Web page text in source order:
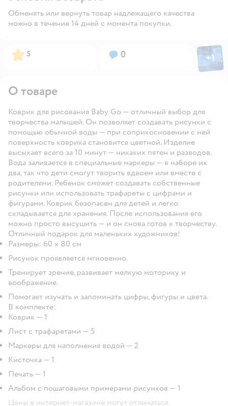
Обменять или вернуть товар надлежащего качества
можно в течение 14 дней с момента покупки.
Рейтинг:
5 Вопросов:
0 Фото
+1
О товаре
Коврик для рисования Baby Go — отличный выбор для
творчества малышей. Он позволяет создавать рисунки с
помощью обычной воды — при соприкосновении с ней
поверхность коврика становится цветной. Изделие
высыхает всего за 10 минут — никаких пятен и разводов.
Вода заливается в специальные маркеры — в наборе их
два, так что дети смогут творить вдвоем или вместе с
родителями. Ребенок сможет создавать собственные
рисунки или использовать трафареты с цифрами и
фигурами. Коврик безопасен для детей и легко
складывается для хранения. После использования его
можно просто высушить — и он снова готов к творчеству.
Отличный подарок для маленьких художников!
Размеры: 60 х 80 см
Рисунок проявляется мгновенно.
Тренирует зрение, развивает мелкую моторику и
воображение.
Помогает изучать и запоминать цифры, фигуры и цвета.
В комплекте:
Коврик — 1
Лист с трафаретами — 5
Маркеры для наполнения водой — 2
Кисточка — 1
Печать — 1
Альбом с пошаговыми примерами рисунков — 1
Цены в интернет-магазине могут отличаться